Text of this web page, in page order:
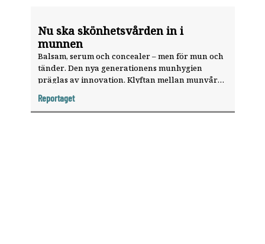
Nu ska skönhetsvården in i
munnen
Balsam, serum och concealer – men för mun och
tänder. Den nya generationens munhygien
präglas av innovation. Klyftan mellan munvård
Reportaget